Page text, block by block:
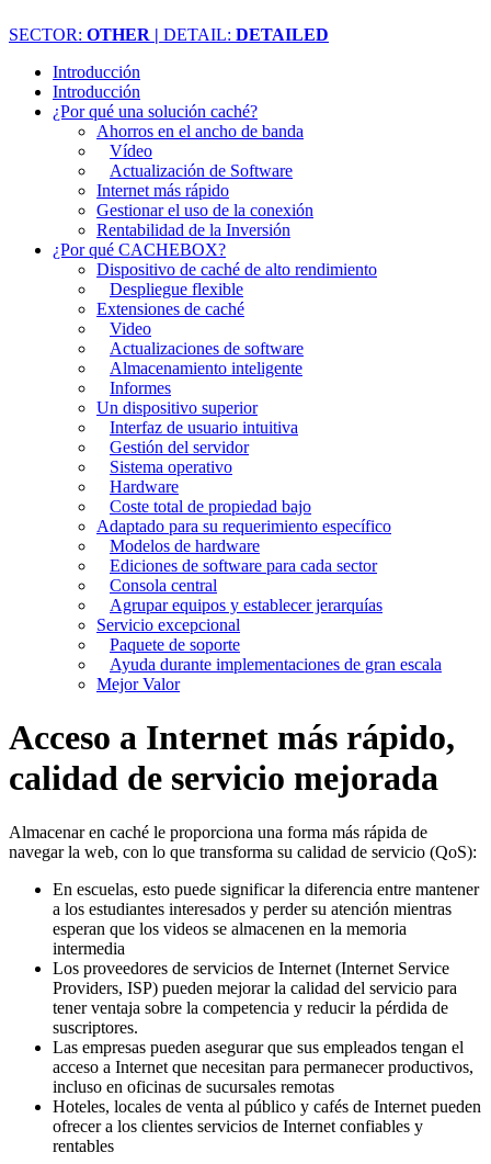
SECTOR: OTHER | DETAIL: DETAILED
Introducción
Introducción
¿Por qué una solución caché?
Ahorros en el ancho de banda
Vídeo
Actualización de Software
Internet más rápido
Gestionar el uso de la conexión
Rentabilidad de la Inversión
¿Por qué CACHEBOX?
Dispositivo de caché de alto rendimiento
Despliegue flexible
Extensiones de caché
Video
Actualizaciones de software
Almacenamiento inteligente
Informes
Un dispositivo superior
Interfaz de usuario intuitiva
Gestión del servidor
Sistema operativo
Hardware
Coste total de propiedad bajo
Adaptado para su requerimiento específico
Modelos de hardware
Ediciones de software para cada sector
Consola central
Agrupar equipos y establecer jerarquías
Servicio excepcional
Paquete de soporte
Ayuda durante implementaciones de gran escala
Mejor Valor
Acceso a Internet más rápido,
calidad de servicio mejorada
Almacenar en caché le proporciona una forma más rápida de
navegar la web, con lo que transforma su calidad de servicio (QoS):
En escuelas, esto puede significar la diferencia entre mantener
a los estudiantes interesados y perder su atención mientras
esperan que los videos se almacenen en la memoria
intermedia
Los proveedores de servicios de Internet (Internet Service
Providers, ISP) pueden mejorar la calidad del servicio para
tener ventaja sobre la competencia y reducir la pérdida de
suscriptores.
Las empresas pueden asegurar que sus empleados tengan el
acceso a Internet que necesitan para permanecer productivos,
incluso en oficinas de sucursales remotas
Hoteles, locales de venta al público y cafés de Internet pueden
ofrecer a los clientes servicios de Internet confiables y
rentables